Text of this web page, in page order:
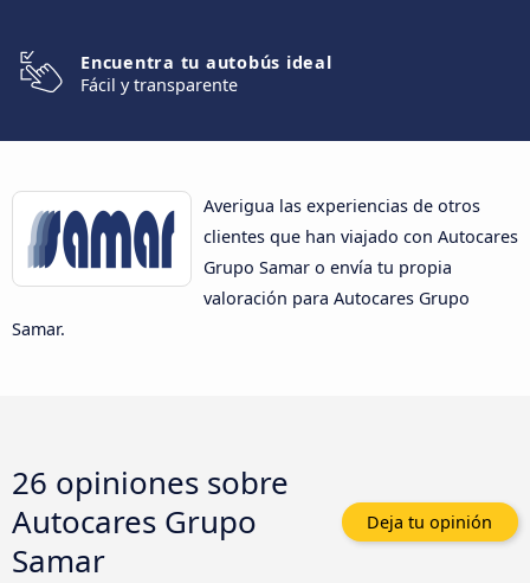
Encuentra tu autobús ideal
Fácil y transparente
Averigua las experiencias de otros
clientes que han viajado con Autocares
Grupo Samar o envía tu propia
valoración para Autocares Grupo
Samar.
26 opiniones sobre
Autocares Grupo
Samar
Deja tu opinión